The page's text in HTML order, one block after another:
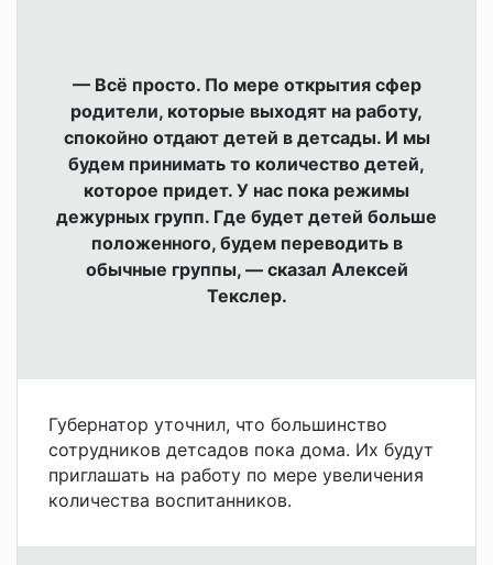
— Всё просто. По мере открытия сфер
родители, которые выходят на работу,
спокойно отдают детей в детсады. И мы
будем принимать то количество детей,
которое придет. У нас пока режимы
дежурных групп. Где будет детей больше
положенного, будем переводить в
обычные группы, — сказал Алексей
Текслер.
Губернатор уточнил, что большинство
сотрудников детсадов пока дома. Их будут
приглашать на работу по мере увеличения
количества воспитанников.